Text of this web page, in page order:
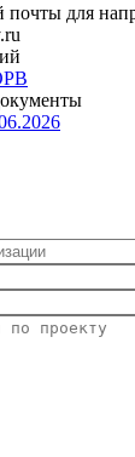
почты для